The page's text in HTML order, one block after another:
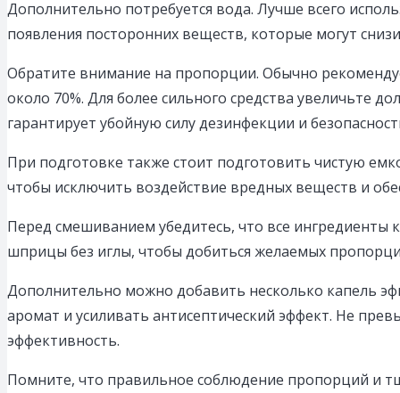
Дополнительно потребуется вода. Лучше всего
появления посторонних веществ, которые могут
Обратите внимание на пропорции. Обычно
около 70%. Для более сильного средства увеличьте
гарантирует убойную силу дезинфекции и
При подготовке также стоит подготовить чистую
чтобы исключить воздействие вредных веществ и
Перед смешиванием убедитесь, что все
шприцы без иглы, чтобы добиться желаемых
Дополнительно можно добавить несколько капель
аромат и усиливать антисептический эффект. Не
эффективность.
Помните, что правильное соблюдение пропорций и